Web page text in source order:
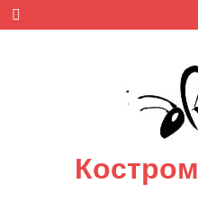
Skip
content